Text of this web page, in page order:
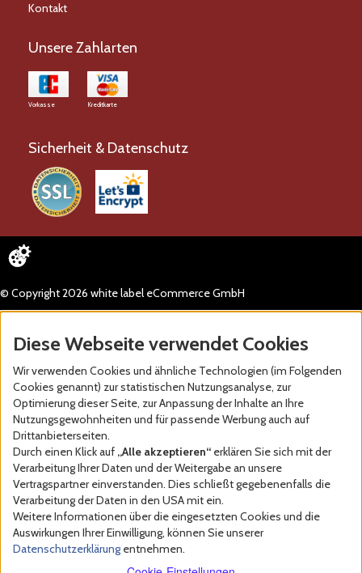
Kontakt
Unsere Zahlarten
Vorkasse Kreditkarte
Sicherheit & Datenschutz
© Copyright 2026 white label eCommerce GmbH
Diese Webseite verwendet Cookies
Wir verwenden Cookies und ähnliche Technologien (im Folgenden
Cookies genannt) zur statistischen Nutzungsanalyse, zur
Optimierung dieser Seite, zur Anpassung der Inhalte an Ihre
Nutzungsgewohnheiten und für passende Werbung auch auf
Drittanbieterseiten.
Durch einen Klick auf „Alle akzeptieren“ erklären Sie sich mit der
Verarbeitung Ihrer Daten und der Weitergabe an unsere
Vertragspartner einverstanden. Dies schließt gegebenenfalls die
Verarbeitung der Daten in den USA mit ein.
Weitere Informationen über die eingesetzten Cookies und die
Auswirkungen Ihrer Einwilligung, können Sie unserer
Datenschutzerklärung entnehmen.